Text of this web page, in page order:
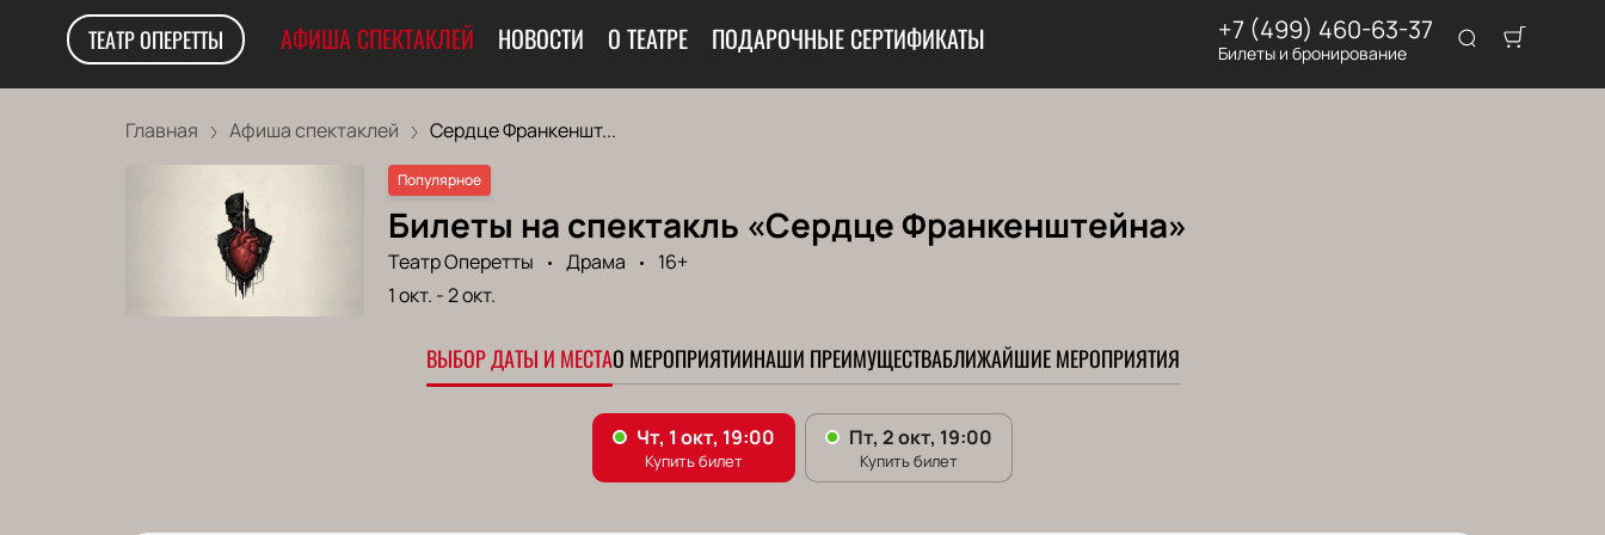
ТЕАТР ОПЕРЕТТЫ АФИША СПЕКТАКЛЕЙ НОВОСТИ О ТЕАТРЕ ПОДАРОЧНЫЕ СЕРТИФИКАТЫ +7 (499) 460-63-37
Билеты и бронирование
Главная Афиша спектаклей Сердце Франкеншт...
Популярное
Билеты на спектакль «Сердце Франкенштейна»
Театр Оперетты Драма
16+
1 окт. -2 окт.
ВЫБОР ДАТЫ И МЕСТАО МЕРОПРИЯТИИНАШИ ПРЕИМУЩЕСТВАБЛИЖАЙШИЕ МЕРОПРИЯТИЯ